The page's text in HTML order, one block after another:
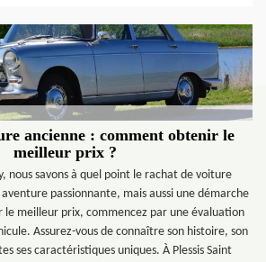
ancienne : comment obtenir le
meilleur prix ?
nous savons à quel point le rachat de voiture
passionnante, mais aussi une démarche
le meilleur prix, commencez par une évaluation
Assurez-vous de connaître son histoire, son
ses caractéristiques uniques. À Plessis Saint